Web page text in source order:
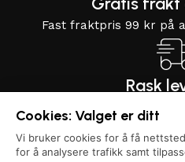
Fast fraktpris 99 kr på
Rask
Cookies: Valget er ditt
Vi bruker cookies for å få
for å analysere trafikk samt